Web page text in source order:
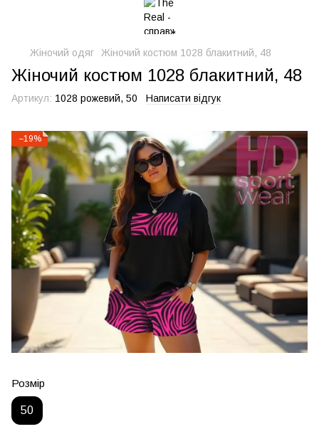
Жіночий одяг Жіночий костюм 1028 блакитний, 48
Жіночий костюм 1028 блакитний, 48
Артикул: 1028 рожевий, 50 Написати відгук
−19%
Розмір
50